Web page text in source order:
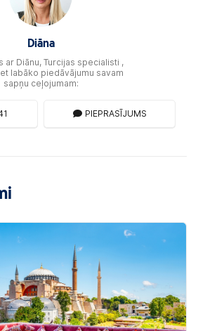
Diāna
ar Diānu, Turcijas specialisti ,
labāko piedāvājumu savam
sapņu ceļojumam:
PIEPRASĪJUMS